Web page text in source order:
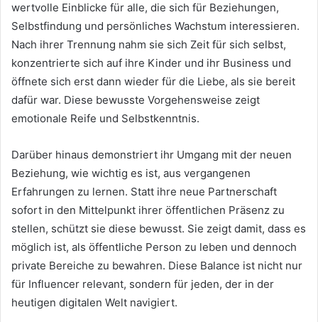
wertvolle Einblicke für alle, die sich für Beziehungen,
Selbstfindung und persönliches Wachstum interessieren.
Nach ihrer Trennung nahm sie sich Zeit für sich selbst,
konzentrierte sich auf ihre Kinder und ihr Business und
öffnete sich erst dann wieder für die Liebe, als sie bereit
dafür war. Diese bewusste Vorgehensweise zeigt
emotionale Reife und Selbstkenntnis.
Darüber hinaus demonstriert ihr Umgang mit der neuen
Beziehung, wie wichtig es ist, aus vergangenen
Erfahrungen zu lernen. Statt ihre neue Partnerschaft
sofort in den Mittelpunkt ihrer öffentlichen Präsenz zu
stellen, schützt sie diese bewusst. Sie zeigt damit, dass es
möglich ist, als öffentliche Person zu leben und dennoch
private Bereiche zu bewahren. Diese Balance ist nicht nur
für Influencer relevant, sondern für jeden, der in der
heutigen digitalen Welt navigiert.